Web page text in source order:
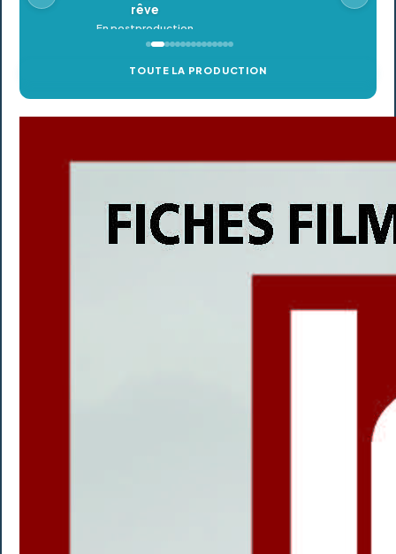
TOUTE LA PRODUCTION